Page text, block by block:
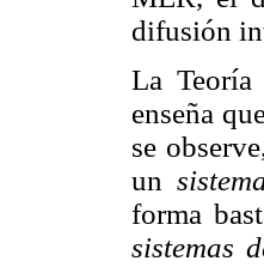
difusión
La
enseña
se
un
forma
sistemas